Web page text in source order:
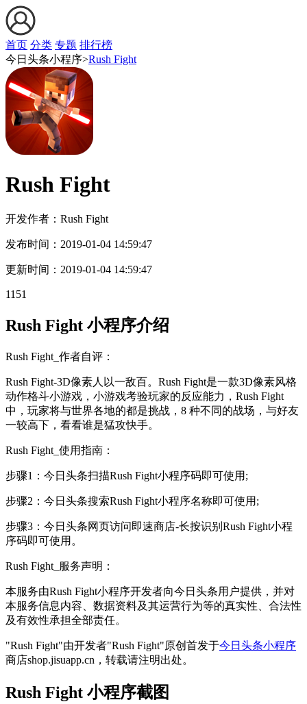
首页 分类 专题 排行榜
今日头条小程序>Rush Fight
Rush Fight
开发作者： Rush Fight
发布时间： 2019-01-04 14:59:47
更新时间： 2019-01-04 14:59:47
1151
Rush Fight 小程序介绍
Rush Fight_作者自评：
Rush Fight-3D像素人以一敌百。Rush Fight是一款3D像素风格
动作格斗小游戏，小游戏考验玩家的反应能力，Rush Fight
中，玩家将与世界各地的都是挑战，8 种不同的战场，与好友
一较高下，看看谁是猛攻快手。
Rush Fight_使用指南：
步骤1：今日头条扫描Rush Fight小程序码即可使用;
步骤2：今日头条搜索Rush Fight小程序名称即可使用;
步骤3：今日头条网页访问即速商店-长按识别Rush Fight小程
序码即可使用。
Rush Fight_服务声明：
本服务由Rush Fight小程序开发者向今日头条用户提供，并对
本服务信息内容、数据资料及其运营行为等的真实性、合法性
及有效性承担全部责任。
"Rush Fight"由开发者"Rush Fight"原创首发于今日头条小程序
商店shop.jisuapp.cn，转载请注明出处。
Rush Fight 小程序截图